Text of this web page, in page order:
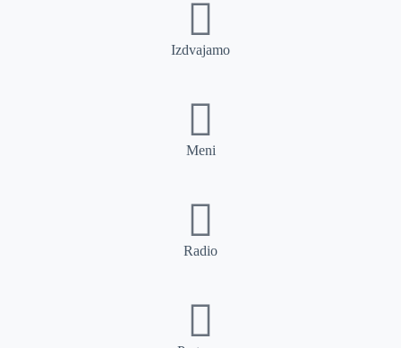
Izdvajamo
Meni
Radio